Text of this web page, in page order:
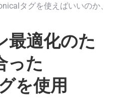
タグを使えばいいのか、
最適化のた
った
を使用